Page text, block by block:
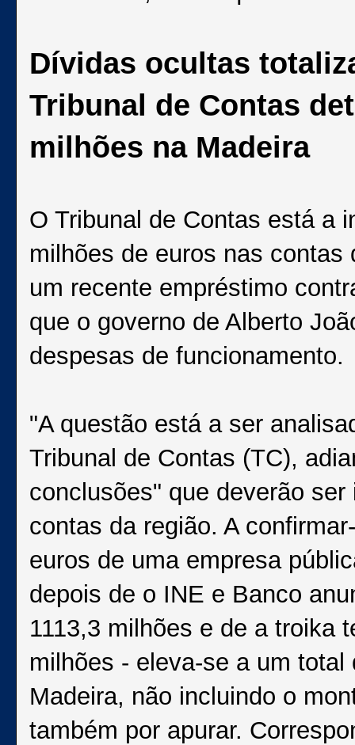
Dívidas ocultas
Tribunal de Contas
milhões na Madeira
O Tribunal de Contas está a
milhões de euros nas
um recente empréstimo
que o governo de Alberto
despesas de funcionamento.
"A questão está a ser
Tribunal de Contas (TC),
conclusões" que deverão
contas da região. A
euros de uma empresa
depois de o INE e Banco
1113,3 milhões e de a troika
milhões - eleva-se a um
Madeira, não incluindo o
também por apurar.